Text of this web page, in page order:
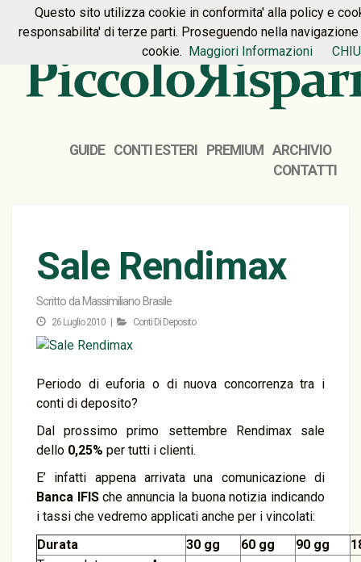
HOME PREMIUM CONTATTI
GUIDE CONTI ESTERI PREMIUM
ARCHIVIO
CONTATTI
Sale Rendimax
Scritto da Massimiliano Brasile
26 Luglio 2010 | Conti Di Deposito
Periodo di euforia o di nuova concorrenza tra i
conti di deposito?
Dal prossimo primo settembre Rendimax sale
dello 0,25% per tutti i clienti.
E’ infatti appena arrivata una comunicazione di
Banca IFISche annuncia la buona notizia indicando
i tassi che vedremo applicati anche per i vincolati:
Durata
30 gg 60 gg 90 gg
Questo sito utilizza cookie in conformita' alla policy e
responsabilita' di terze parti. Proseguendo nella
cookie. Maggiori Informazioni